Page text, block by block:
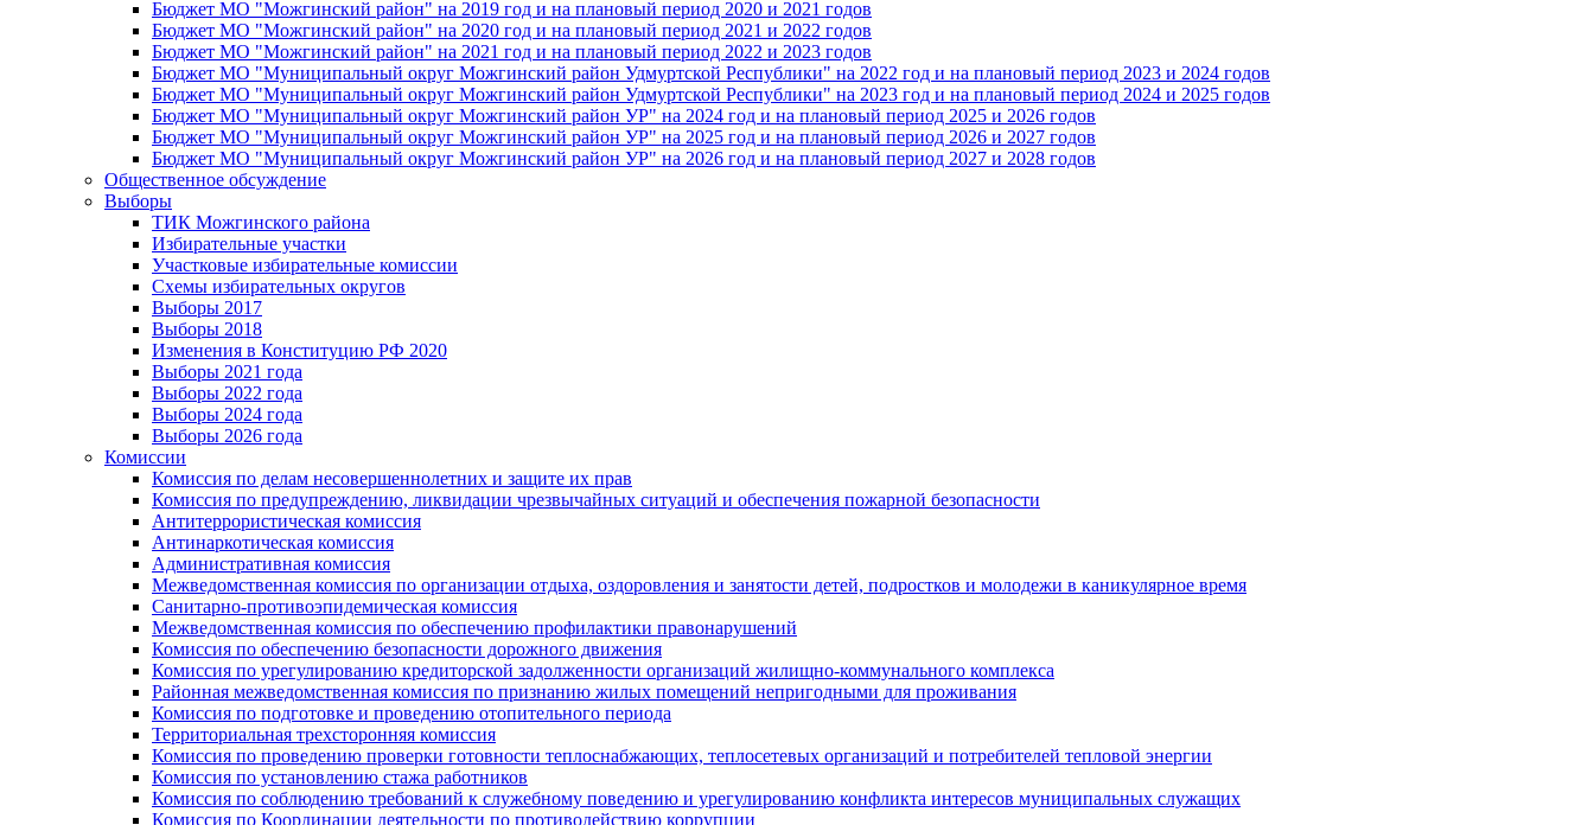
Бюджет МО "Можгинский район" на 2019 год и на плановый период 2020 и 2021 годов
Бюджет МО "Можгинский район" на 2020 год и на плановый период 2021 и 2022 годов
Бюджет МО "Можгинский район" на 2021 год и на плановый период 2022 и 2023 годов
Бюджет МО "Муниципальный округ Можгинский район Удмуртской Республики" на 2022 год и на плановый период 2023 и 2024 годов
Бюджет МО "Муниципальный округ Можгинский район Удмуртской Республики" на 2023 год и на плановый период 2024 и 2025 годов
Бюджет МО "Муниципальный округ Можгинский район УР" на 2024 год и на плановый период 2025 и 2026 годов
Бюджет МО "Муниципальный округ Можгинский район УР" на 2025 год и на плановый период 2026 и 2027 годов
Бюджет МО "Муниципальный округ Можгинский район УР" на 2026 год и на плановый период 2027 и 2028 годов
Общественное обсуждение
Выборы
ТИК Можгинского района
Избирательные участки
Участковые избирательные комиссии
Схемы избирательных округов
Выборы 2017
Выборы 2018
Изменения в Конституцию РФ 2020
Выборы 2021 года
Выборы 2022 года
Выборы 2024 года
Выборы 2026 года
Комиссии
Комиссия по делам несовершеннолетних и защите их прав
Комиссия по предупреждению, ликвидации чрезвычайных ситуаций и обеспечения пожарной безопасности
Антитеррористическая комиссия
Антинаркотическая комиссия
Административная комиссия
Межведомственная комиссия по организации отдыха, оздоровления и занятости детей, подростков и молодежи в каникулярное время
Санитарно-противоэпидемическая комиссия
Межведомственная комиссия по обеспечению профилактики правонарушений
Комиссия по обеспечению безопасности дорожного движения
Комиссия по урегулированию кредиторской задолженности организаций жилищно-коммунального комплекса
Районная межведомственная комиссия по признанию жилых помещений непригодными для проживания
Комиссия по подготовке и проведению отопительного периода
Территориальная трехсторонняя комиссия
Комиссия по проведению проверки готовности теплоснабжающих, теплосетевых организаций и потребителей тепловой энергии
Комиссия по установлению стажа работников
Комиссия по соблюдению требований к служебному поведению и урегулированию конфликта интересов муниципальных служащих
Комиссия по Координации деятельности по противодействию коррупции